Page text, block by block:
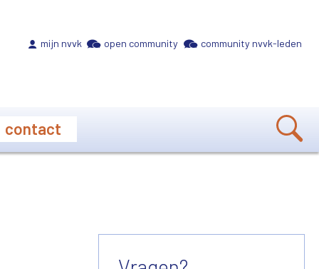
mijn nvvk open community community nvvk-leden
contact